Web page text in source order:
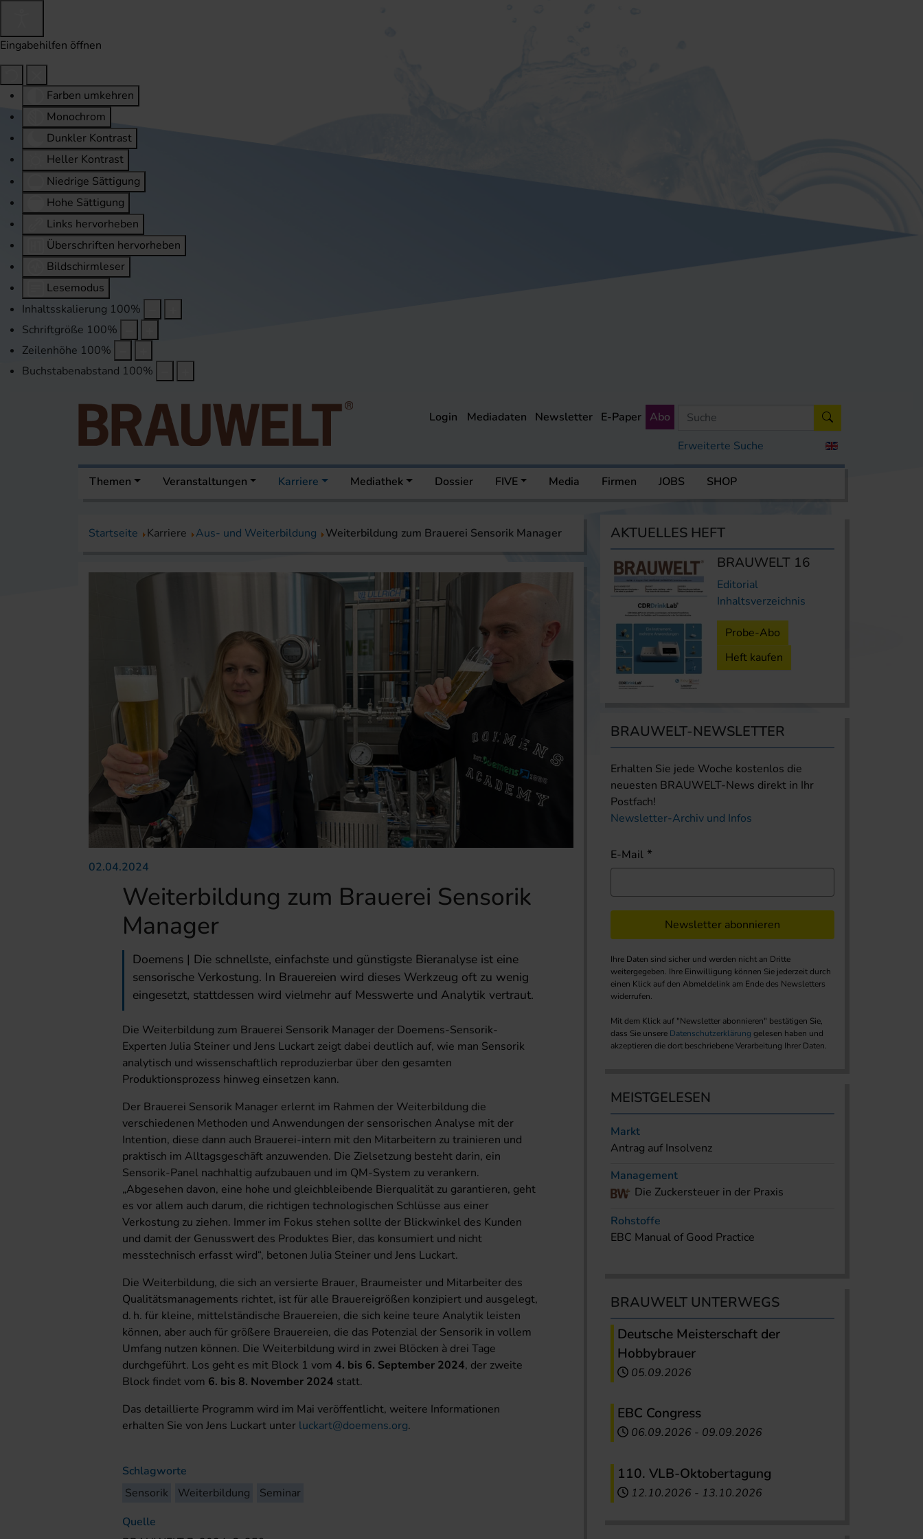
Eingabehilfen öffnen
Farben umkehren
Monochrom
Dunkler Kontrast
Heller Kontrast
Niedrige Sättigung
Hohe Sättigung
Links hervorheben
Überschriften hervorheben
Bildschirmleser
Lesemodus
Inhaltsskalierung 100%
Schriftgröße 100%
Zeilenhöhe 100%
Buchstabenabstand 100%
Erweiterte Suche
Login Mediadaten Newsletter E-Paper Abo
Themen Veranstaltungen Karriere Mediathek Dossier FIVE Media Firmen JOBS SHOP
Startseite Karriere Aus- und Weiterbildung Weiterbildung zum Brauerei Sensorik Manager
02.04.2024
Weiterbildung zum Brauerei Sensorik
Manager
Doemens | Die schnellste, einfachste und günstigste Bieranalyse ist eine
sensorische Verkostung. In Brauereien wird dieses Werkzeug oft zu wenig
eingesetzt, stattdessen wird vielmehr auf Messwerte und Analytik vertraut.
Die Weiterbildung zum Brauerei Sensorik Manager der Doemens-Sensorik-
Experten Julia Steiner und Jens Luckart zeigt dabei deutlich auf, wie man Sensorik
analytisch und wissenschaftlich reproduzierbar über den gesamten
Produktionsprozess hinweg einsetzen kann.
Der Brauerei Sensorik Manager erlernt im Rahmen der Weiterbildung die
verschiedenen Methoden und Anwendungen der sensorischen Analyse mit der
Intention, diese dann auch Brauerei-intern mit den Mitarbeitern zu trainieren und
praktisch im Alltagsgeschäft anzuwenden. Die Zielsetzung besteht darin, ein
Sensorik-Panel nachhaltig aufzubauen und im QM-System zu verankern.
„Abgesehen davon, eine hohe und gleichbleibende Bierqualität zu garantieren, geht
es vor allem auch darum, die richtigen technologischen Schlüsse aus einer
Verkostung zu ziehen. Immer im Fokus stehen sollte der Blickwinkel des Kunden
und damit der Genusswert des Produktes Bier, das konsumiert und nicht
messtechnisch erfasst wird“, betonen Julia Steiner und Jens Luckart.
Die Weiterbildung, die sich an versierte Brauer, Braumeister und Mitarbeiter des
Qualitätsmanagements richtet, ist für alle Brauereigrößen konzipiert und ausgelegt,
d. h. für kleine, mittelständische Brauereien, die sich keine teure Analytik leisten
können, aber auch für größere Brauereien, die das Potenzial der Sensorik in vollem
Umfang nutzen können. Die Weiterbildung wird in zwei Blöcken à drei Tage
durchgeführt. Los geht es mit Block 1 vom 4. bis 6. September 2024, der zweite
Block findet vom 6. bis 8. November 2024 statt.
Das detaillierte Programm wird im Mai veröffentlicht, weitere Informationen
erhalten Sie von Jens Luckart unter luckart@doemens.org.
Schlagworte
Sensorik
Weiterbildung
Seminar
Quelle
AKTUELLES HEFT
BRAUWELT 16
Editorial
Inhaltsverzeichnis
Probe-Abo
Heft kaufen
BRAUWELT-NEWSLETTER
Erhalten Sie jede Woche kostenlos die
neuesten BRAUWELT-News direkt in Ihr
Postfach!
Newsletter-Archiv und Infos
E-Mail
Newsletter abonnieren
Ihre Daten sind sicher und werden nicht an Dritte
weitergegeben. Ihre Einwilligung können Sie jederzeit durch
einen Klick auf den Abmeldelink am Ende des Newsletters
widerrufen.
Mit dem Klick auf "Newsletter abonnieren" bestätigen Sie,
dass Sie unsere Datenschutzerklärung gelesen haben und
akzeptieren die dort beschriebene Verarbeitung Ihrer Daten.
MEISTGELESEN
Markt
Antrag auf Insolvenz
Management
Die Zuckersteuer in der Praxis
Rohstoffe
EBC Manual of Good Practice
BRAUWELT UNTERWEGS
Deutsche Meisterschaft der
Hobbybrauer
05.09.2026
EBC Congress
06.09.2026 - 09.09.2026
110. VLB-Oktobertagung
12.10.2026 - 13.10.2026